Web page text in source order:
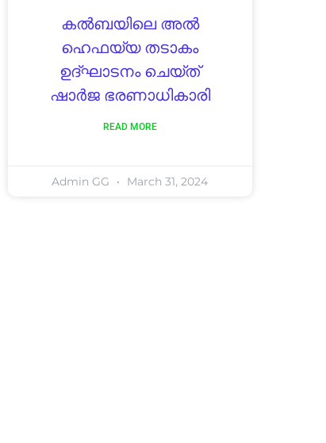
കൽബയിലെ അൽ
ഹെഫയ്യ തടാകം
ഉദ്ഘാടനം ചെയ്ത്
ഷാർജ ഭരണാധികാരി
READ MORE
Admin GG March 31, 2024